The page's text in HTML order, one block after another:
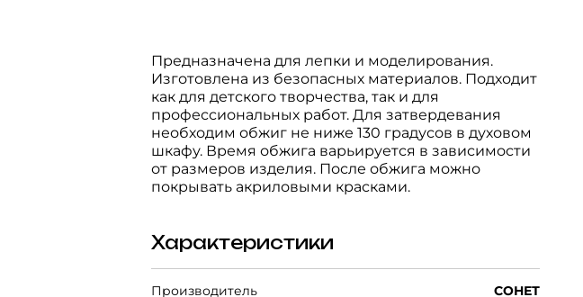
Предназначена для лепки и моделирования.
Изготовлена из безопасных материалов. Подходит
как для детского творчества, так и для
профессиональных работ. Для затвердевания
необходим обжиг не ниже 130 градусов в духовом
шкафу. Время обжига варьируется в зависимости
от размеров изделия. После обжига можно
покрывать акриловыми красками.
Характеристики
Производитель СОНЕТ